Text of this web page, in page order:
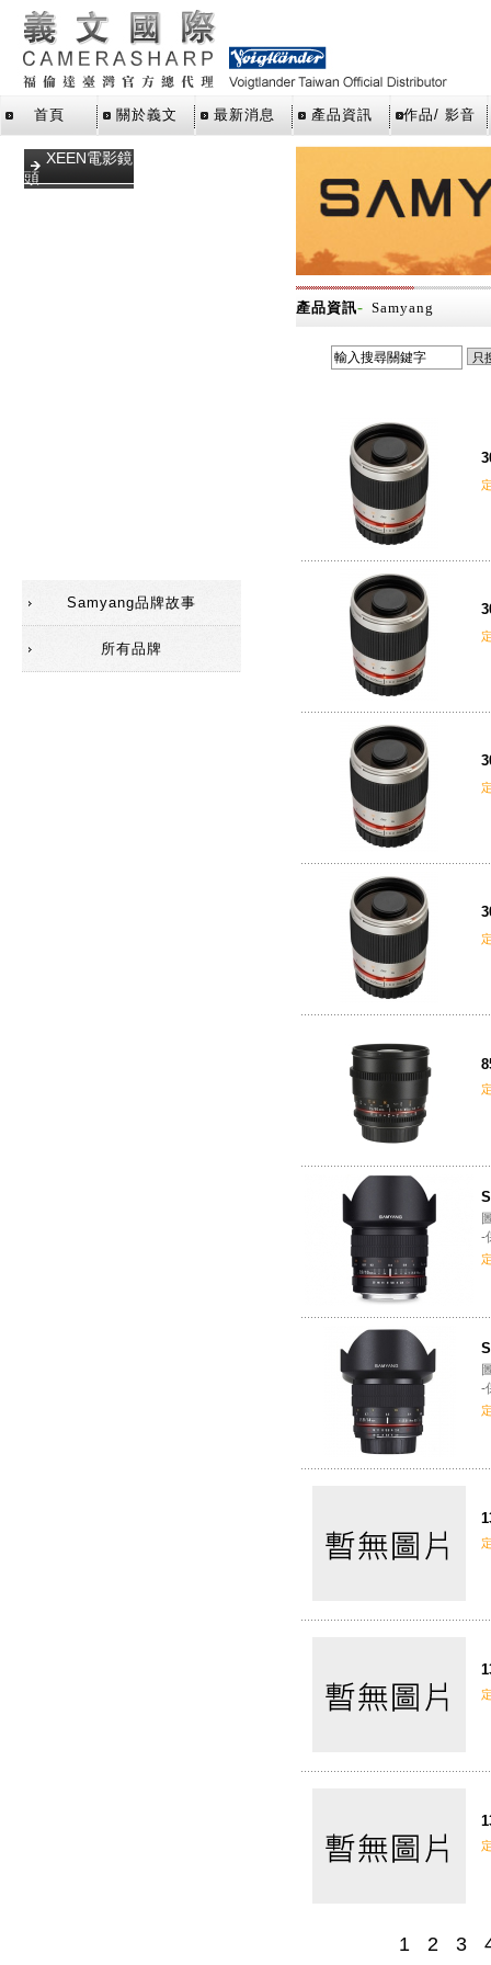
首頁 關於義文 最新消息 產品資訊 作品/ 影音
XEEN電影鏡
頭
Samyang品牌故事
所有品牌
產品資訊- Samyang
-
-
1 2 3